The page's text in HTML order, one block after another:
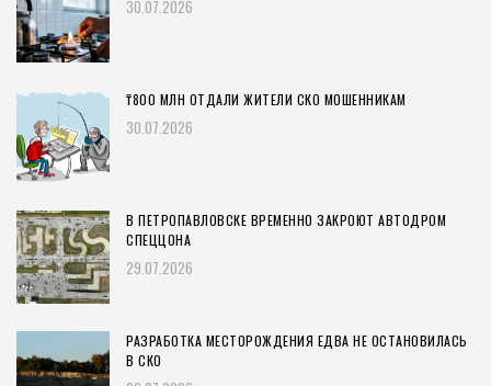
30.07.2026
₸800 МЛН ОТДАЛИ ЖИТЕЛИ СКО МОШЕННИКАМ
30.07.2026
В ПЕТРОПАВЛОВСКЕ ВРЕМЕННО ЗАКРОЮТ АВТОДРОМ
СПЕЦЦОНА
29.07.2026
РАЗРАБОТКА МЕСТОРОЖДЕНИЯ ЕДВА НЕ ОСТАНОВИЛАСЬ
В СКО